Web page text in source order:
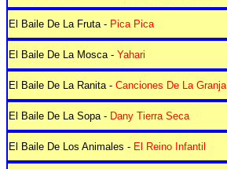
El Baile De La Fruta - Pica Pica
El Baile De La Mosca - Yahari
El Baile De La Ranita - Canciones De La Granja
El Baile De La Sopa - Dany Tierra Seca
El Baile De Los Animales - El Reino Infantil